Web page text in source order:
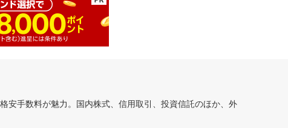
安手数料が魅力。国内株式、信用取引、投資信託のほか、外